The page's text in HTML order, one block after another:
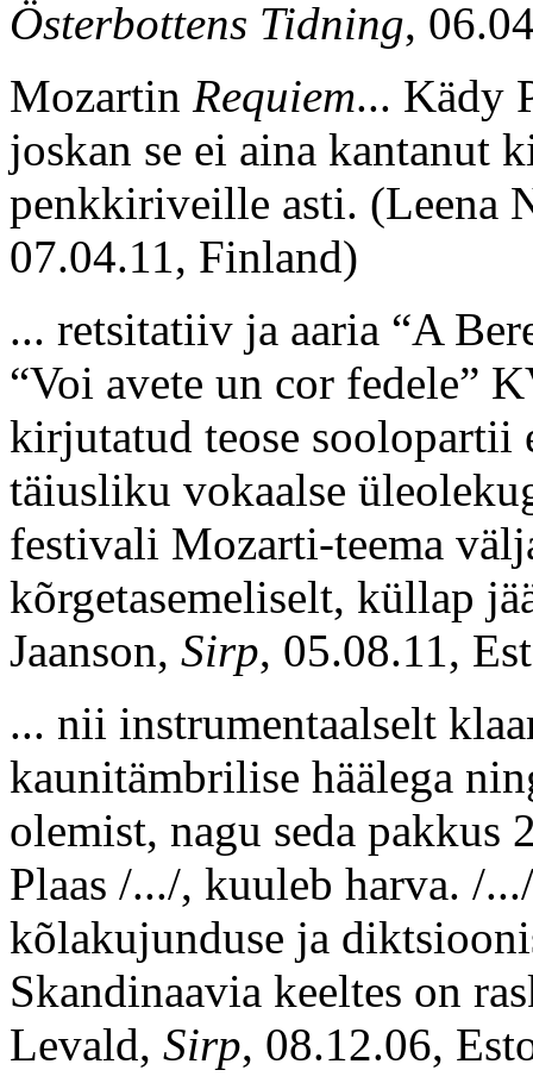
Österbottens Tidning,
Mozartin Requiem... Kädy
joskan se ei aina kantanut
penkkiriveille asti. (Leena
07.04.11, Finland)
... retsitatiiv ja aaria “A
“Voi avete un cor fedele”
kirjutatud teose soolopartii
täiusliku vokaalse
festivali Mozarti-teema
kõrgetasemeliselt, küllap
Jaanson, Sirp, 05.08.11,
... nii instrumentaalselt
kaunitämbrilise häälega
olemist, nagu seda
Plaas /.../, kuuleb harva. /
kõlakujunduse ja
Skandinaavia keeltes on
Levald, Sirp, 08.12.06,